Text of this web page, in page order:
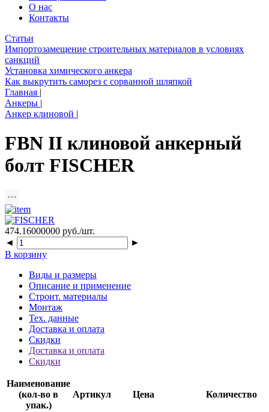
О нас
Контакты
Статьи
Импортозамещение строительных материалов в условиях
санкций
Установка химического анкера
Как выкрутить саморез с сорванной шляпкой
Главная |
Анкеры |
Анкер клиновой |
FBN II клиновой анкерный
болт FISCHER
474.16000000 руб./шт.
◄
►
В корзину
Виды и размеры
Описание и применение
Строит. материалы
Монтаж
Тех. данные
Доставка и оплата
Скидки
Доставка и оплата
Скидки
Наименование
(кол-во в
упак.)
Артикул Цена Количество